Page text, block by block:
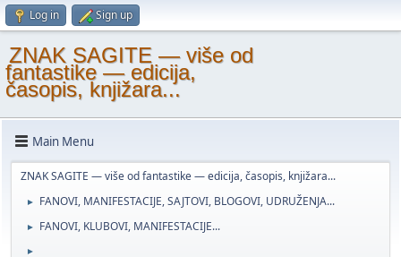
Log in Sign up
ZNAK SAGITE — više od
fantastike — edicija,
časopis, knjižara...
Main Menu
ZNAK SAGITE — više od fantastike — edicija, časopis, knjižara...
► FANOVI, MANIFESTACIJE, SAJTOVI, BLOGOVI, UDRUŽENJA...
► FANOVI, KLUBOVI, MANIFESTACIJE...
►